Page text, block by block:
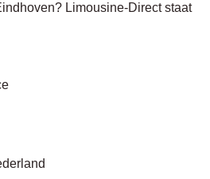
Limousine-Direct staat